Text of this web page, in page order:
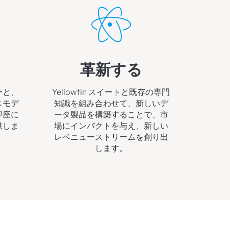
、
モデ
座に
ま
革新する
Yellowfin スイートと既存の専門
知識を組み合わせて、新しいデ
ータ製品を構築することで、市
場にインパクトを与え、新しい
レベニューストリームを創り出
します。